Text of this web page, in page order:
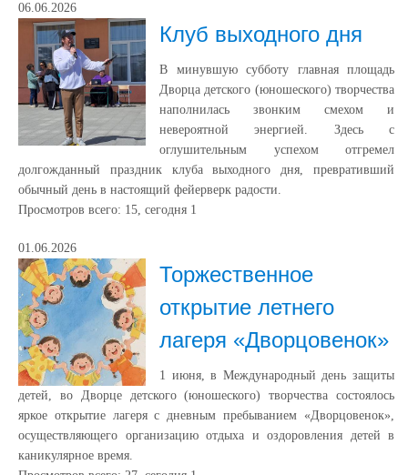
06.06.2026
Клуб выходного дня
В минувшую субботу главная площадь
Дворца детского (юношеского) творчества
наполнилась звонким смехом и
невероятной энергией. Здесь с
оглушительным успехом отгремел
долгожданный праздник клуба выходного дня, превративший
обычный день в настоящий фейерверк радости.
Просмотров всего: 15, сегодня 1
01.06.2026
Торжественное
открытие летнего
лагеря «Дворцовенок»
1 июня, в Международный день защиты
детей, во Дворце детского (юношеского) творчества состоялось
яркое открытие лагеря с дневным пребыванием «Дворцовенок»,
осуществляющего организацию отдыха и оздоровления детей в
каникулярное время.